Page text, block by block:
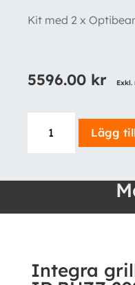
Kit med 2 x
5596.00 kr Exkl.
ID.BUZZ
Lägg
Integra